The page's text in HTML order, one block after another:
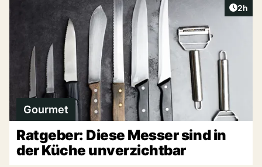
2h
Gourmet
Ratgeber: Diese Messer sind in
der Küche unverzichtbar